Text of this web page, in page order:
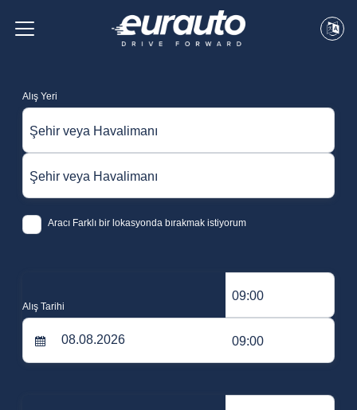
Alış Yeri
Şehir veya Havalimanı
Şehir veya Havalimanı
Aracı Farklı bir lokasyonda bırakmak istiyorum
Alış Tarihi
09:00
09:00